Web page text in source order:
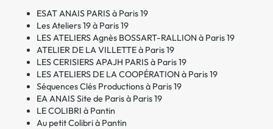
ESAT ANAIS PARIS à Paris 19
Les Ateliers 19 à Paris 19
LES ATELIERS Agnès BOSSART-RALLION à Paris 19
ATELIER DE LA VILLETTE à Paris 19
LES CERISIERS APAJH PARIS à Paris 19
LES ATELIERS DE LA COOPÉRATION à Paris 19
Séquences Clés Productions à Paris 19
EA ANAIS Site de Paris à Paris 19
LE COLIBRI à Pantin
Au petit Colibri à Pantin